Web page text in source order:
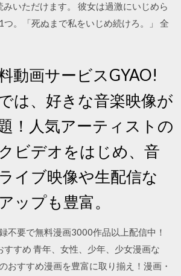
みいただけます。 彼女は過激にいじめら
つ。「死ぬまで私をいじめ続けろ。」 全
動画サービスGYAO!
は、好きな音楽映像が
！人気アーティストの
ビデオをはじめ、音
イブ映像や生配信な
ップも豊富。
不要で無料漫画3000作品以上配信中！
すすめ 青年、女性、少年、少女漫画な
おすすめ漫画を豊富に取り揃え！漫画・